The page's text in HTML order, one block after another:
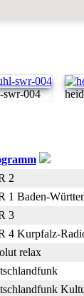
swr-004
2
1 Baden-
3
4 Kurpfalz-
relax